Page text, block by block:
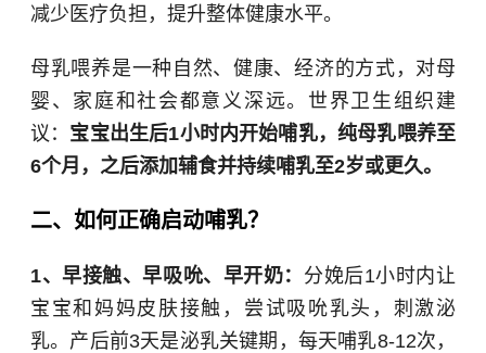
减少医疗负担，提升整体健康水平。
母乳喂养是一种自然、健康、经济的方式，对母
婴、家庭和社会都意义深远。 世界卫生组织 建
议： 宝宝出生后1小时内开始哺乳，纯母乳喂养至
6个月，之后添加辅食并持续哺乳至2岁或更久。
二、如何正确启动哺乳？
1、早接触、早吸吮、早开奶： 分娩后1小时内让
宝宝和妈妈皮肤接触，尝试吸吮乳头，刺激泌
乳。产后前3天是泌乳关键期，每天哺乳8-12次，